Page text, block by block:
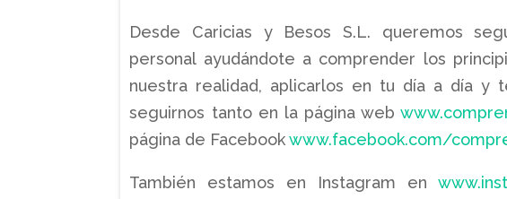
Desde Caricias y Besos S.L. queremos
personal ayudándote a comprender los
nuestra realidad, aplicarlos en tu día a día y
seguirnos tanto en la página web
página de Facebookwww.facebook.com/
También estamos en Instagram en